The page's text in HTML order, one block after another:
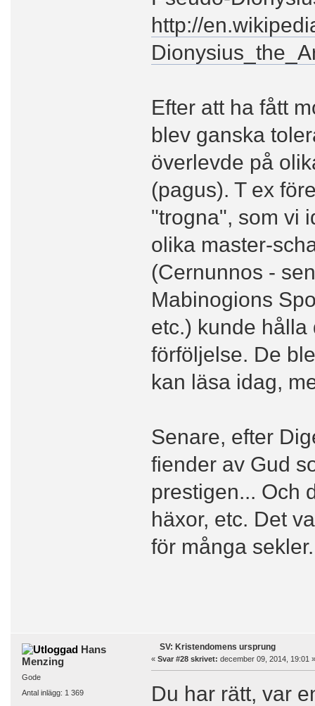
http://
Efter att ha fått
blev ganska
överlevde på
(pagus). T ex
"trogna", som vi
olika master-
(Cernunnos -
Mabinogions
etc.) kunde
förföljelse. De
kan läsa idag,
Senare, efter
fiender av Gud
prestigen... Och
häxor, etc. Det
för många sekler.
Hans
Menzing
Gode
Antal inlägg: 1 369
SV: Kristendomens ursprung
« Svar #28 skrivet: december 09, 2014, 19:01 »
Du har rätt, var